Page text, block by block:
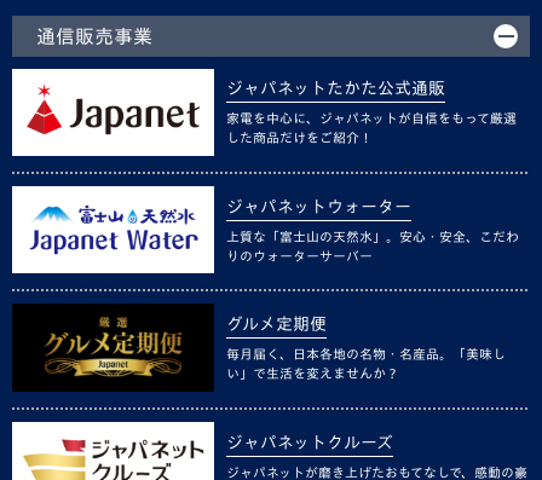
通信販売事業
ジャパネットたかた公式通販
家電を中心に、ジャパネットが自信をもって厳選
した商品だけをご紹介！
ジャパネットウォーター
上質な「富士山の天然水」。安心・安全、こだわ
りのウォーターサーバー
グルメ定期便
毎月届く、日本各地の名物・名産品。「美味し
い」で生活を変えませんか？
ジャパネットクルーズ
ジャパネットが磨き上げたおもてなしで、感動の豪